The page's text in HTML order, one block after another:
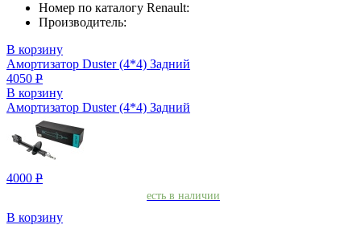
Номер по каталогу Renault:
Производитель:
В корзину
Амортизатор Duster (4*4) Задний
4050 Р
В корзину
Амортизатор Duster (4*4) Задний
4000 Р
есть в наличии
В корзину